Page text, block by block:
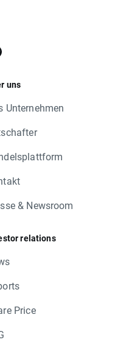
uns
Unternehmen
& Newsroom
relations
Price